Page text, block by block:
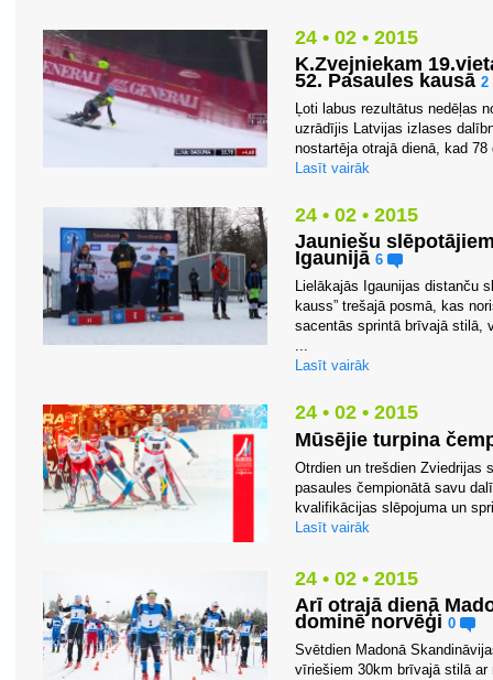
24 • 02 • 2015
K.Zvejniekam
52. Pasaules kausā 2
Ļoti labus rezultātus nedēļas
uzrādījis Latvijas izlases
nostartēja otrajā dienā, kad
Lasīt vairāk
24 • 02 • 2015
Jauniešu
Igaunijā 6
Lielākajās Igaunijas distanču
kauss” trešajā posmā, kas
sacentās sprintā brīvajā stilā,
...
Lasīt vairāk
24 • 02 • 2015
Mūsējie turpina
Otrdien un trešdien Zviedrijas
pasaules čempionātā savu
kvalifikācijas slēpojuma un
Lasīt vairāk
24 • 02 • 2015
Arī otrajā dienā
dominē norvēģi 0
Svētdien Madonā
vīriešiem 30km brīvajā stilā